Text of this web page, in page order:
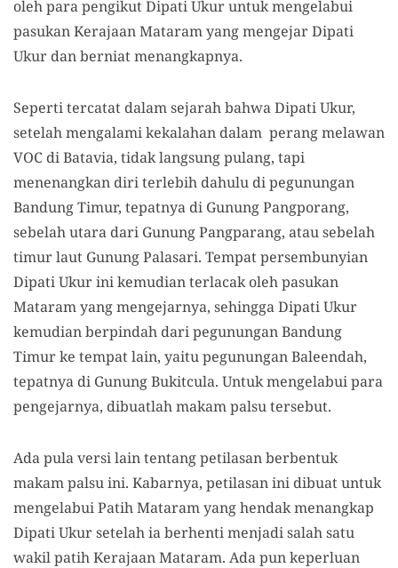
oleh para pengikut Dipati Ukur untuk mengelabui
pasukan Kerajaan Mataram yang mengejar Dipati
Ukur dan berniat menangkapnya.
Seperti tercatat dalam sejarah bahwa Dipati Ukur,
setelah mengalami kekalahan dalam perang melawan
VOC di Batavia, tidak langsung pulang, tapi
menenangkan diri terlebih dahulu di pegunungan
Bandung Timur, tepatnya di Gunung Pangporang,
sebelah utara dari Gunung Pangparang, atau sebelah
timur laut Gunung Palasari. Tempat persembunyian
Dipati Ukur ini kemudian terlacak oleh pasukan
Mataram yang mengejarnya, sehingga Dipati Ukur
kemudian berpindah dari pegunungan Bandung
Timur ke tempat lain, yaitu pegunungan Baleendah,
tepatnya di Gunung Bukitcula. Untuk mengelabui para
pengejarnya, dibuatlah makam palsu tersebut.
Ada pula versi lain tentang petilasan berbentuk
makam palsu ini. Kabarnya, petilasan ini dibuat untuk
mengelabui Patih Mataram yang hendak menangkap
Dipati Ukur setelah ia berhenti menjadi salah satu
wakil patih Kerajaan Mataram. Ada pun keperluan